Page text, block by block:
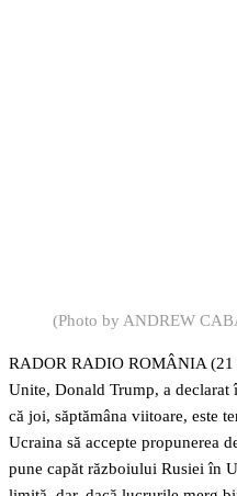
(Photo by ANDREW
RADOR RADIO ROMÂNIA (21
Unite, Donald Trump, a
că joi, săptămâna viitoare, este
Ucraina să accepte propunerea
pune capăt războiului Rusiei în